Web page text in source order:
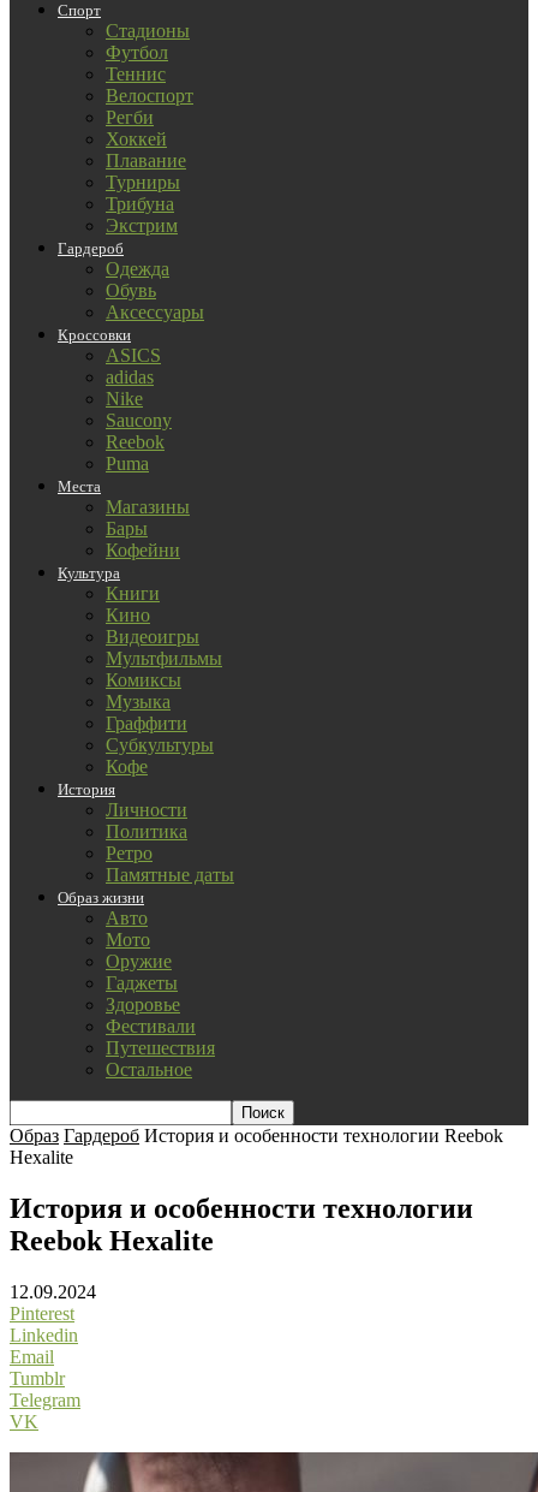
Спорт
Стадионы
Футбол
Теннис
Велоспорт
Регби
Хоккей
Плавание
Турниры
Трибуна
Экстрим
Гардероб
Одежда
Обувь
Аксессуары
Кроссовки
ASICS
adidas
Nike
Saucony
Reebok
Puma
Места
Магазины
Бары
Кофейни
Культура
Книги
Кино
Видеоигры
Мультфильмы
Комиксы
Музыка
Граффити
Субкультуры
Кофе
История
Личности
Политика
Ретро
Памятные даты
Образ жизни
Авто
Мото
Оружие
Гаджеты
Здоровье
Фестивали
Путешествия
Остальное
Образ Гардероб История и особенности технологии Reebok
Hexalite
История и особенности технологии
Reebok Hexalite
12.09.2024
Pinterest
Linkedin
Email
Tumblr
Telegram
VK